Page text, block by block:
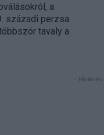
a
századi perzsa
tavaly a
- Hirdetés -